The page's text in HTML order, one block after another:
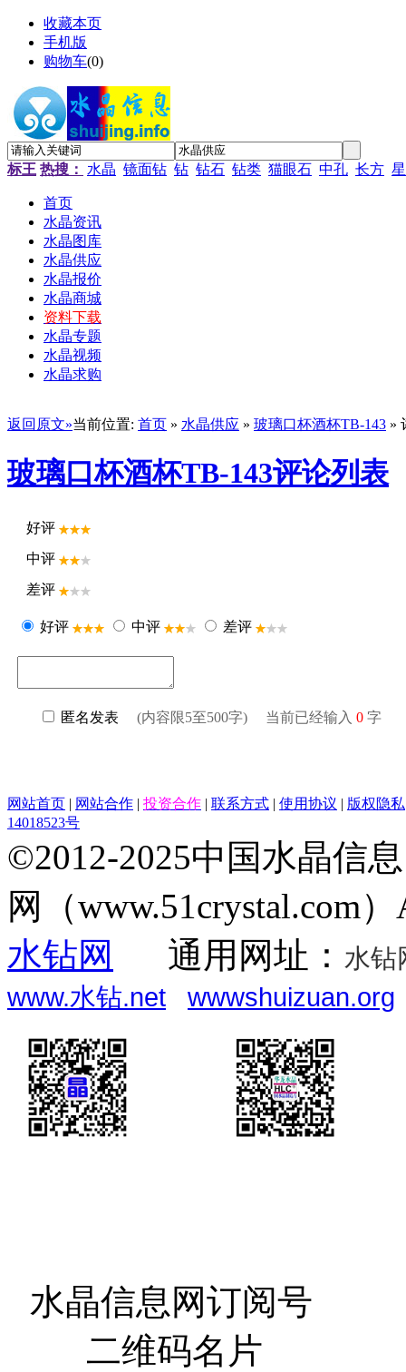
收藏本页
手机版
购物车(0)
标王 热搜： 水晶 镜面钻 钻 钻石 钻类 猫眼石 中孔 长方
首页
水晶资讯
水晶图库
水晶供应
水晶报价
水晶商城
资料下载
水晶专题
水晶视频
水晶求购
返回原文»当前位置: 首页 » 水晶供应 » 玻璃口杯酒杯TB-143 »
玻璃口杯酒杯TB-143评论列表
好评
中评
差评
好评 中评 差评
匿名发表 (内容限5至500字) 当前已经输入 0 字
网站首页 | 网站合作 | 投资合作 | 联系方式 | 使用协议 | 版权隐私
14018523号
©2012-2025中国水晶信
网（www.51crystal.com
水钻网
通用网址： 水钻
www.水钻.net
wwwshuizuan.org
水晶信息网订
二维码名片